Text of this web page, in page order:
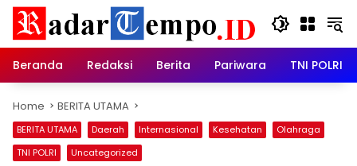
Skip
content
Beranda
Redaksi Berita Pariwara TNI POLRI
Home BERITA UTAMA
BERITA UTAMA Daerah Internasional Kesehatan
Olahraga
TNI POLRI
Uncategorized